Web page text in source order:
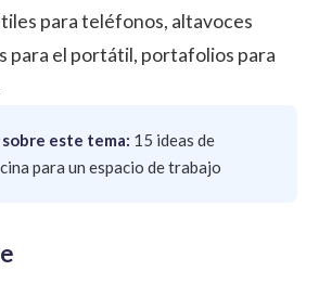
para teléfonos, altavoces
para el portátil, portafolios para
sobre este tema: 15 ideas de
para un espacio de trabajo